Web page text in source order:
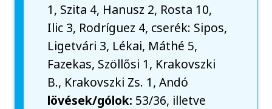
1, Szita 4, Hanusz 2, Rosta 10,
Ilic 3, Rodríguez 4, cserék: Sipos,
Ligetvári 3, Lékai, Máthé 5,
Fazekas, Szöllősi 1, Krakovszki
B., Krakovszki Zs. 1, Andó
lövések/gólok: 53/36, illetve